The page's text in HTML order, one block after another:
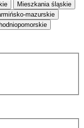
Mieszkania śląskie
mazurskie